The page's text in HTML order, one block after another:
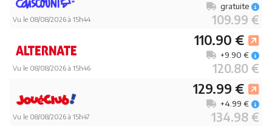
Vu le 08/08/2026 à 15h44 109.99 €
gratuite
Vu le 08/08/2026 à 15h46
110.90 €
120.80 €
+9.90 €
Vu le 08/08/2026 à 15h47
129.99 €
134.98 €
+4.99 €